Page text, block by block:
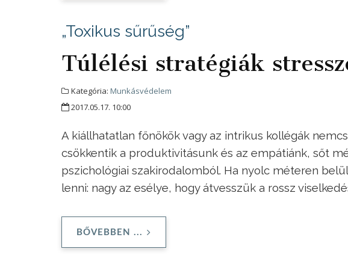
„Toxikus sűrűség”
Túlélési stratégiák
Kategória: Munkásvédelem
2017.05.17. 10:00
A kiállhatatlan főnökök vagy az intrikus kollégák
csökkentik a produktivitásunk és az empátiánk, sőt
pszichológiai szakirodalomból. Ha nyolc méteren
lenni: nagy az esélye, hogy átvesszük a rossz
BŐVEBBEN ...